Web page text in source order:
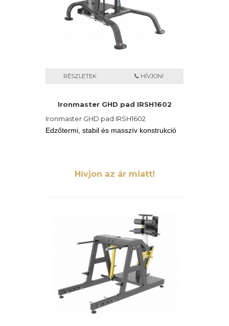
RÉSZLETEK HÍVJON!
Ironmaster GHD pad IRSH1602
Ironmaster GHD pad IRSH1602
Edzőtermi, stabil és masszív konstrukció
Hívjon az ár miatt!